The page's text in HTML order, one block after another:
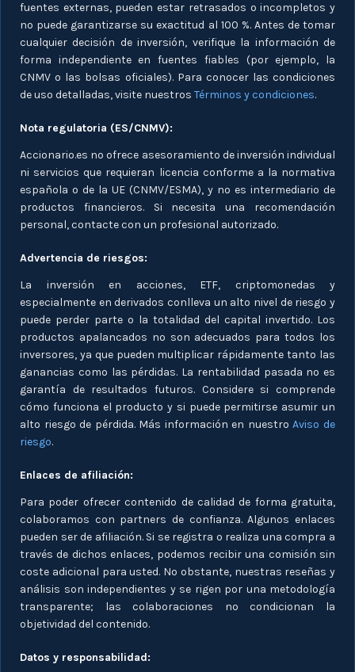
fuentes externas, pueden estar retrasados o incompletos y
no puede garantizarse su exactitud al 100 %. Antes de tomar
cualquier decisión de inversión, verifique la información de
forma independiente en fuentes fiables (por ejemplo, la
CNMV o las bolsas oficiales). Para conocer las condiciones
de uso detalladas, visite nuestros Términos y condiciones.
Nota regulatoria (ES/CNMV):
Accionario.es no ofrece asesoramiento de inversión individual
ni servicios que requieran licencia conforme a la normativa
española o de la UE (CNMV/ESMA), y no es intermediario de
productos financieros. Si necesita una recomendación
personal, contacte con un profesional autorizado.
Advertencia de riesgos:
La inversión en acciones, ETF, criptomonedas y
especialmente en derivados conlleva un alto nivel de riesgo y
puede perder parte o la totalidad del capital invertido. Los
productos apalancados no son adecuados para todos los
inversores, ya que pueden multiplicar rápidamente tanto las
ganancias como las pérdidas. La rentabilidad pasada no es
garantía de resultados futuros. Considere si comprende
cómo funciona el producto y si puede permitirse asumir un
alto riesgo de pérdida. Más información en nuestroAviso de
riesgo.
Enlaces de afiliación:
Para poder ofrecer contenido de calidad de forma gratuita,
colaboramos con partners de confianza. Algunos enlaces
pueden ser de afiliación. Si se registra o realiza una compra a
través de dichos enlaces, podemos recibir una comisión sin
coste adicional para usted. No obstante, nuestras reseñas y
análisis son independientes y se rigen por una metodología
transparente; las colaboraciones no condicionan la
objetividad del contenido.
Datos y responsabilidad: